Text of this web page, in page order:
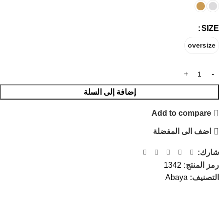
SIZE
oversize
إضافة إلى السلة
Add to compare
اضف الى المفضلة
رمز المنتج: 1342
التصنيف: Abaya
شارك: